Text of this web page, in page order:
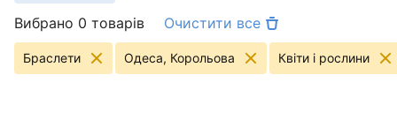
Вибрано 0 товарів Очистити все
Браслети Одеса, Корольова Квіти і рослини